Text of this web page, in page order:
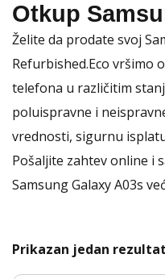
Otkup
Želite da prodate svoj
Refurbished.Eco vršimo
telefona u različitim
poluispravne i
vrednosti, sigurnu
Pošaljite zahtev online i
Samsung Galaxy A03s
Prikazan jedan rezultat